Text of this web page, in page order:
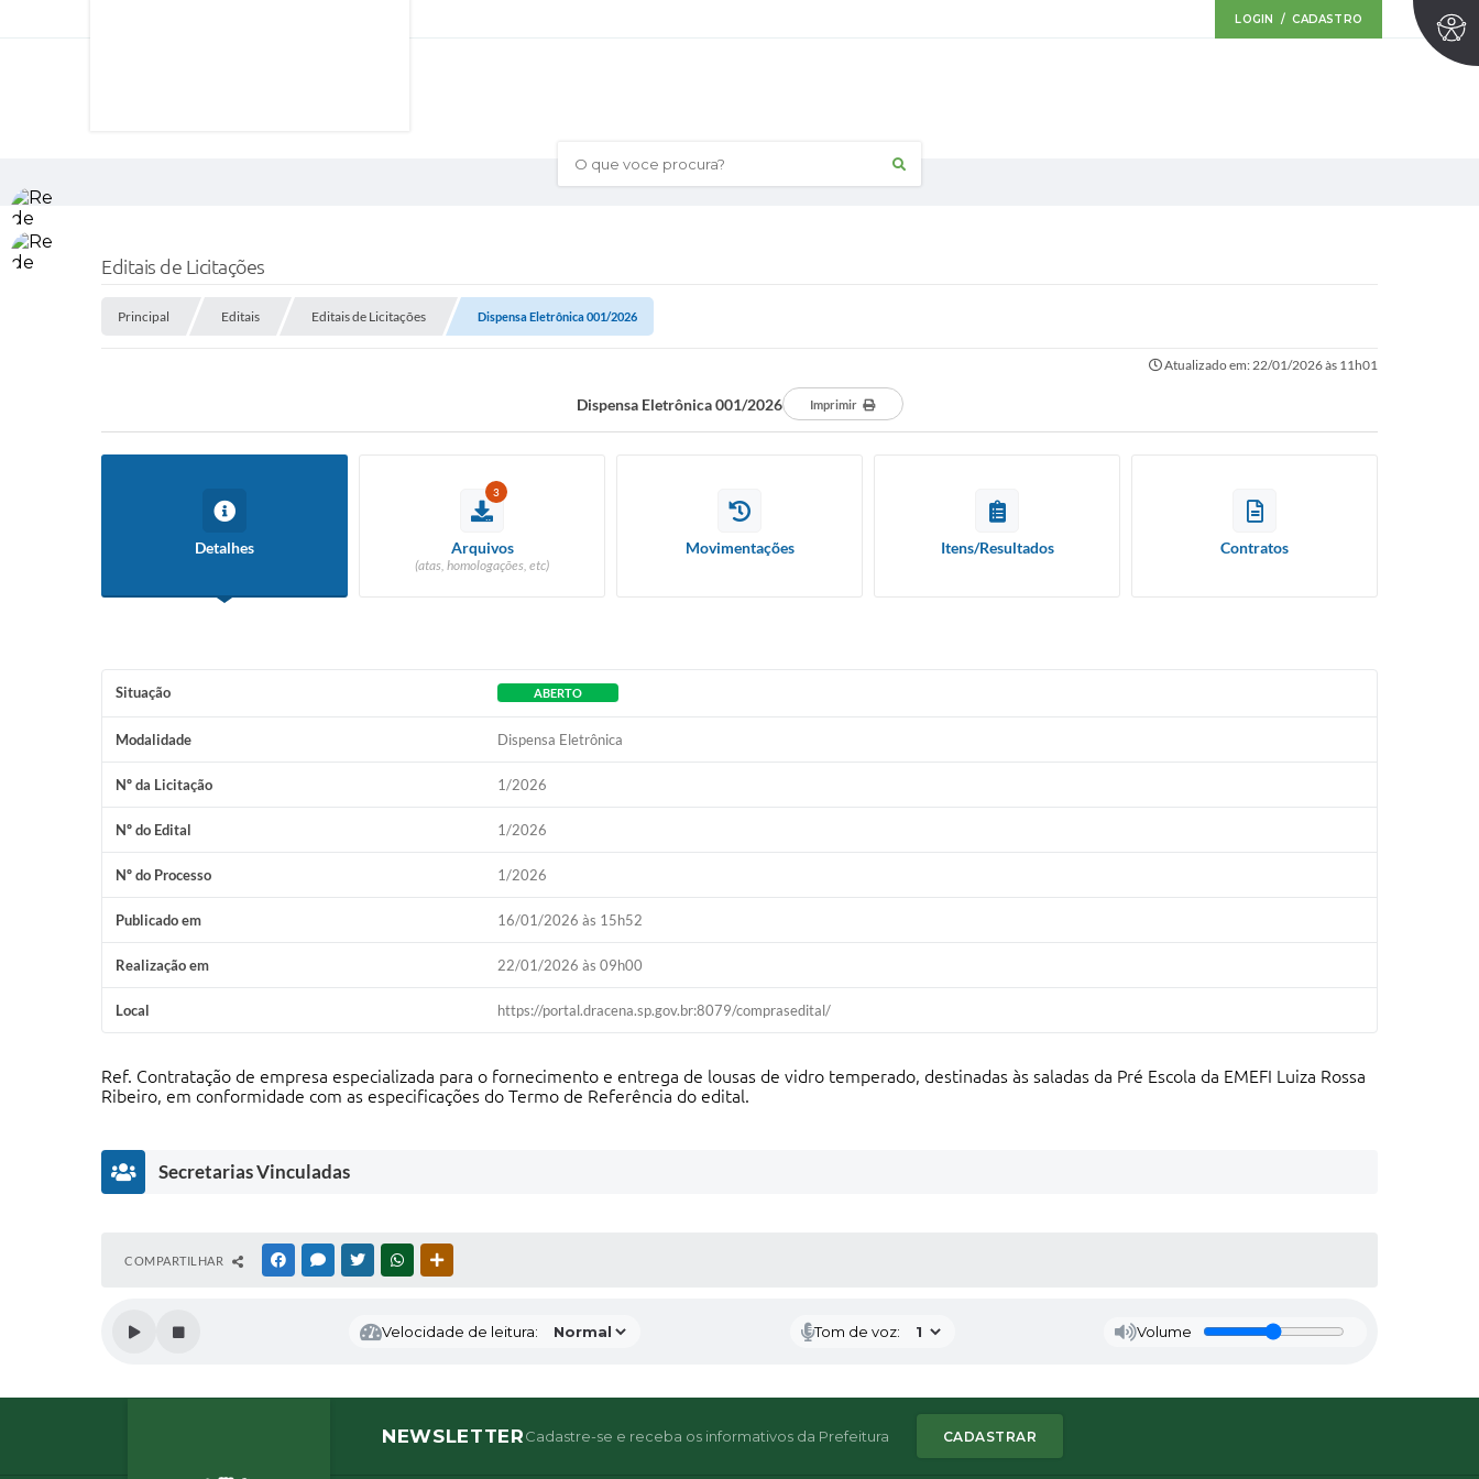
LOGIN / CADASTRO
O que voce procura?
Editais de Licitações
Principal Editais Editais de Licitações Dispensa Eletrônica 001/2026
Atualizado em: 22/01/2026 às 11h01
Dispensa Eletrônica 001/2026 Imprimir
Detalhes
3
Arquivos
(atas, homologações, etc)
Movimentações Itens/Resultados Contratos
Situação ABERTO
Modalidade Dispensa Eletrônica
Nº da Licitação 1/2026
Nº do Edital 1/2026
Nº do Processo 1/2026
Publicado em 16/01/2026 às 15h52
Realização em 22/01/2026 às 09h00
Local https://portal.dracena.sp.gov.br:8079/comprasedital/
Ref. Contratação de empresa especializada para o fornecimento e entrega de lousas de vidro temperado, destinadas às saladas da Pré Escola da EMEFI Luiza Rossa
Ribeiro, em conformidade com as especificações do Termo de Referência do edital.
Secretarias Vinculadas
E
R
COMPARTILHAR FACEBOOKMESSENGER
TWITTERWHATSAPP
Velocidade de leitura: Tom de voz: Volume
NEWSLETTERCadastre-se e receba os informativos da Prefeitura CADASTRAR